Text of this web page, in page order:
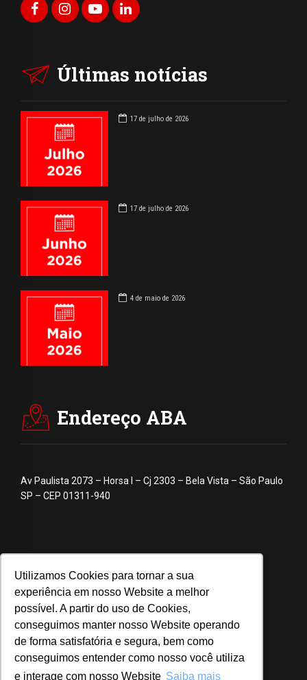
Utilizamos Cookies para tornar a sua
experiência em nosso Website a melhor
possível. A partir do uso de Cookies,
conseguimos manter nosso Website operando
de forma satisfatória e segura, bem como
conseguimos entender como nosso você utiliza
e interage com nosso Website Saiba mais
Últimas notícias
17 de julho de 2026
17 de julho de 2026
4 de maio de 2026
Endereço ABA
Av Paulista 2073 – Horsa I – Cj 2303 – Bela Vista – São Paulo
SP – CEP 01311-940